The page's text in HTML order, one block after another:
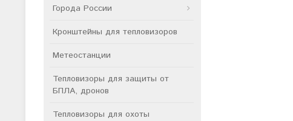
Города России
Кронштейны для тепловизоров
Метеостанции
Тепловизоры для защиты от
БПЛА, дронов
Тепловизоры для охоты